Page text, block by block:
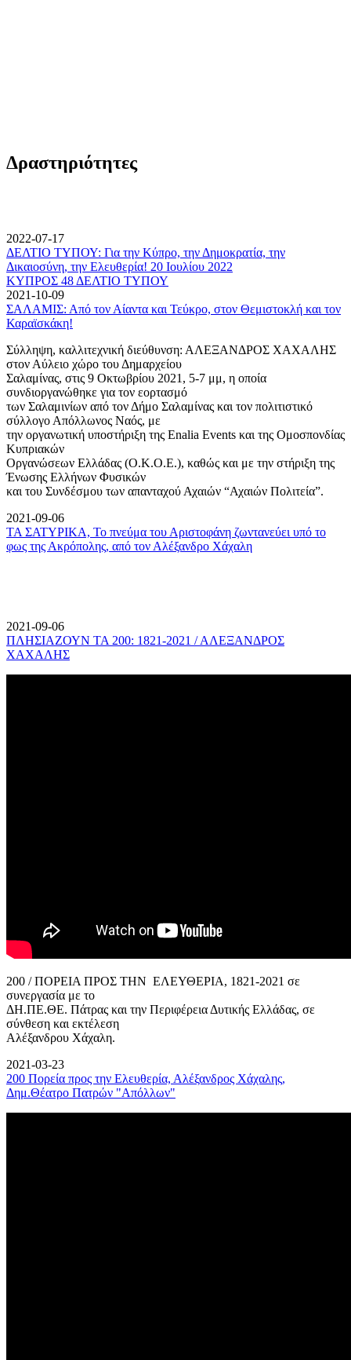
Δραστηριότητες
2022-07-17
ΔΕΛΤΙΟ ΤΥΠΟΥ: Για την Κύπρο, την Δημοκρατία, την
Δικαιοσύνη, την Ελευθερία! 20 Ιουλίου 2022
ΚΥΠΡΟΣ 48 ΔΕΛΤΙΟ ΤΥΠΟΥ
2021-10-09
ΣΑΛΑΜΙΣ: Από τον Αίαντα και Τεύκρο, στον Θεμιστοκλή και τον
Καραϊσκάκη!
Σύλληψη, καλλιτεχνική διεύθυνση: ΑΛΕΞΑΝΔΡΟΣ ΧΑΧΑΛΗΣ
στον Αύλειο χώρο του Δημαρχείου
Σαλαμίνας, στις 9 Οκτωβρίου 2021, 5-7 μμ, η οποία
συνδιοργανώθηκε για τον εορτασμό
των Σαλαμινίων από τον Δήμο Σαλαμίνας και τον πολιτιστικό
σύλλογο Απόλλωνος Ναός, με
την οργανωτική υποστήριξη της Enalia Events και της Ομοσπονδίας
Κυπριακών
Οργανώσεων Ελλάδας (Ο.Κ.Ο.Ε.), καθώς και με την στήριξη της
Ένωσης Ελλήνων Φυσικών
και του Συνδέσμου των απανταχού Αχαιών “Αχαιών Πολιτεία”.
2021-09-06
ΤΑ ΣΑΤΥΡΙΚΑ, Το πνεύμα του Αριστοφάνη ζωντανεύει υπό το
φως της Ακρόπολης, από τον Αλέξανδρο Χάχαλη
2021-09-06
ΠΛΗΣΙΑΖΟΥΝ ΤΑ 200: 1821-2021 / ΑΛΕΞΑΝΔΡΟΣ
ΧΑΧΑΛΗΣ
200 / ΠΟΡΕΙΑ ΠΡΟΣ ΤΗΝ ΕΛΕΥΘΕΡΙΑ, 1821-2021 σε
συνεργασία με το
ΔΗ.ΠΕ.ΘΕ. Πάτρας και την Περιφέρεια Δυτικής Ελλάδας, σε
σύνθεση και εκτέλεση
Αλέξανδρου Χάχαλη.
2021-03-23
200 Πορεία προς την Ελευθερία, Αλέξανδρος Χάχαλης,
Δημ.Θέατρο Πατρών "Απόλλων"